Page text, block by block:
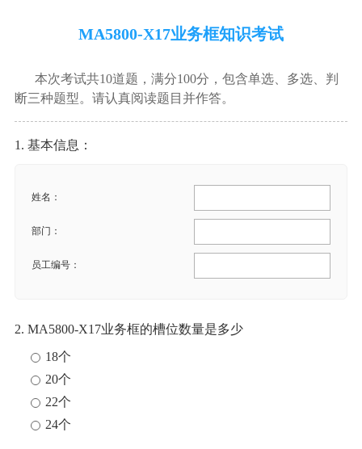
MA5800-X17业务框知识考试
本次考试共10道题，满分100分，包含单选、多选、判
断三种题型。请认真阅读题目并作答。
1. 基本信息：
姓名：
部门：
员工编号：
2. MA5800-X17业务框的槽位数量是多少
18个
20个
22个
24个